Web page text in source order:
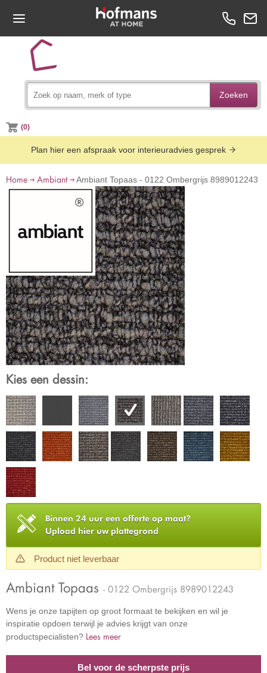
Zoeken
(0)
Plan hier een afspraak voor interieuradvies gesprek
Home Ambiant Ambiant Topaas - 0122 Ombergrijs 8989012243
Kies een dessin:
Binnen 24 uur een offerte op maat?
Upload hier uw plattegrond
Product niet leverbaar
Ambiant Topaas - 0122 Ombergrijs 8989012243
Wens je onze tapijten op groot formaat te bekijken en wil je
inspiratie opdoen terwijl je advies krijgt van onze
productspecialisten? Lees meer
Bel voor de scherpste prijs